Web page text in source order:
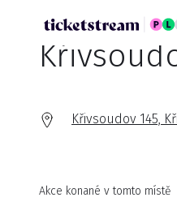
Křivsoudov 145,
Akce konané v tomto místě